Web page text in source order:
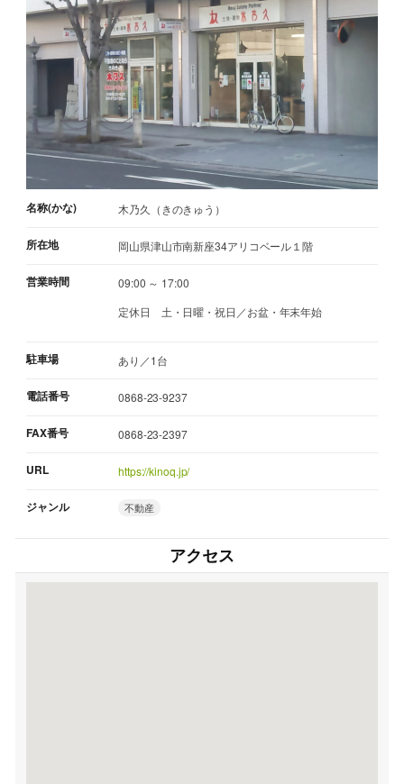
名称(かな) 木乃久（きのきゅう）
所在地 岡山県津山市南新座34アリコベール１階
営業時間
09:00 ～ 17:00
定休日
土・日曜・祝日／お盆・年末年始
駐車場 あり／1台
電話番号 0868-23-9237
FAX番号 0868-23-2397
URL https://kinoq.jp/
ジャンル 不動産
アクセス